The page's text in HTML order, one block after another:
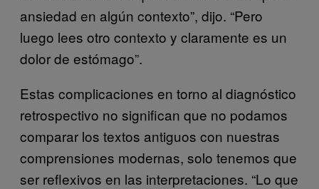
ansiedad en algún contexto”, dijo. “Pero
luego lees otro contexto y claramente es un
dolor de estómago”.
Estas complicaciones en torno al diagnóstico
retrospectivo no significan que no podamos
comparar los textos antiguos con nuestras
comprensiones modernas, solo tenemos que
ser reflexivos en las interpretaciones. “Lo que